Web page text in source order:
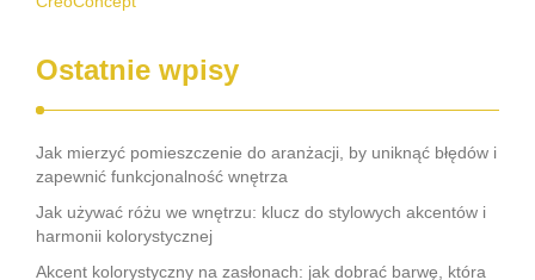
Ostatnie wpisy
Jak mierzyć pomieszczenie do aranżacji, by uniknąć błędów i
zapewnić funkcjonalność wnętrza
Jak używać różu we wnętrzu: klucz do stylowych akcentów i
harmonii kolorystycznej
Akcent kolorystyczny na zasłonach: jak dobrać barwę, która